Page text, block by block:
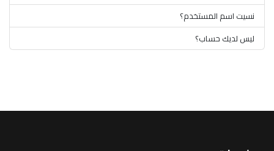
نسيت اسم المستخدم؟
ليس لديك حساب؟